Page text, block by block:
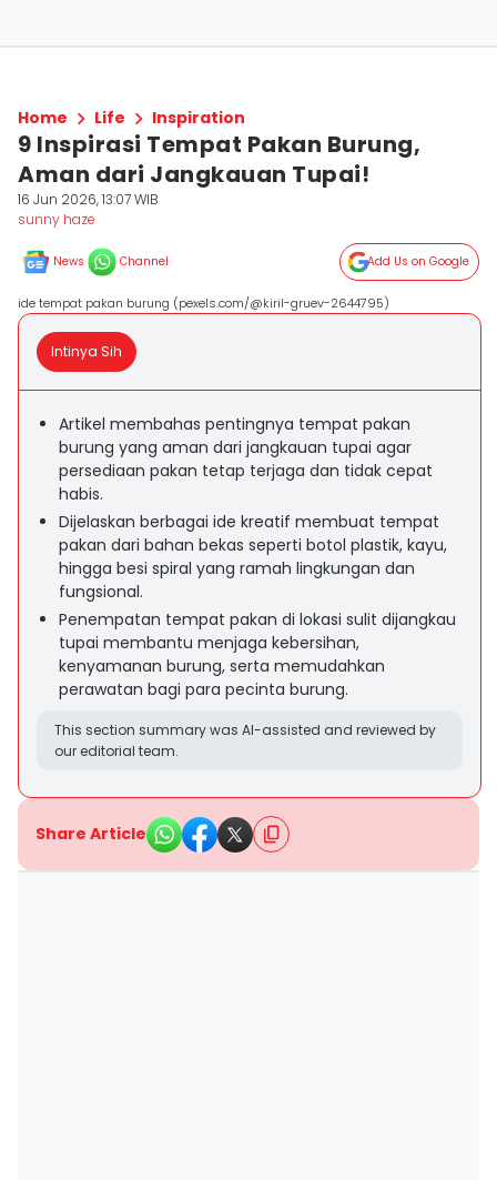
Home Life Inspiration
9 Inspirasi Tempat Pakan Burung,
Aman dari Jangkauan Tupai!
16 Jun 2026, 13:07 WIB
sunny haze
News Channel Add Us on Google
ide tempat pakan burung (pexels.com/@kiril-gruev-2644795)
Intinya Sih
Artikel membahas pentingnya tempat pakan
burung yang aman dari jangkauan tupai agar
persediaan pakan tetap terjaga dan tidak cepat
habis.
Dijelaskan berbagai ide kreatif membuat tempat
pakan dari bahan bekas seperti botol plastik, kayu,
hingga besi spiral yang ramah lingkungan dan
fungsional.
Penempatan tempat pakan di lokasi sulit dijangkau
tupai membantu menjaga kebersihan,
kenyamanan burung, serta memudahkan
perawatan bagi para pecinta burung.
This section summary was AI-assisted and reviewed by
our editorial team.
Share Article